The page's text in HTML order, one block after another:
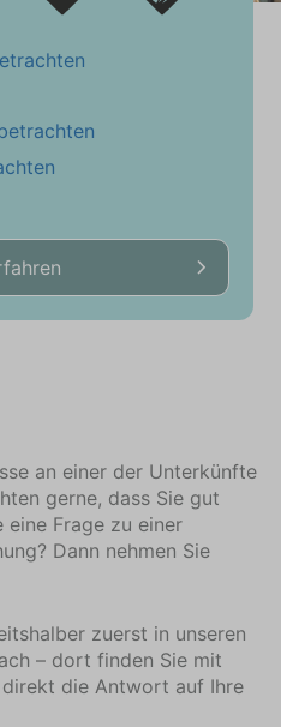
an einer der Unterkünfte
gerne, dass Sie gut
eine Frage zu einer
Dann nehmen Sie
zuerst in unseren
– dort finden Sie mit
die Antwort auf Ihre